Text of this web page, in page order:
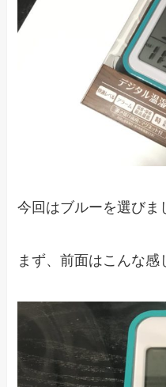
今回はブルーを選びま
まず、前面はこんな感